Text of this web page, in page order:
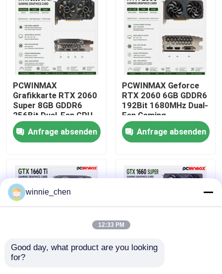
Produkte
Videos
Über uns
Fabrik-Ausflug
Qualitätskontrolle
Treten Sie mit uns in Verbindung
Fordern Sie ein Zitat
PCWINMAX
Grafikkarte RTX 2060
Super 8GB GDDR6
256Bit Dual-Fan GPU
mit HD+3DP Ray
Tracing für Gaming PC
OEM Großhandel
Anfrage absenden
PCWINMAX Geforce
RTX 2060 6GB GDDR6
192Bit 1680MHz Dual-
Fan Gaming
Grafikkarte mit
HD/DP/DVI auf Lager
für Desktop-
Anfrage absenden
PCWINMAX Geforce
winnie_chen
12:33 PM
Good day, what product are you looking
for?